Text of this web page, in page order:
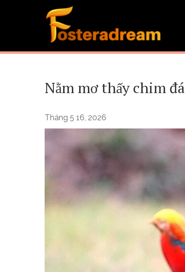
Nằm mơ thấy chim
Tháng 5 16, 2026